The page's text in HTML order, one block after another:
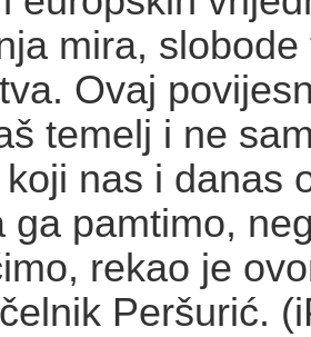
mira,
Ovaj
temelj i ne
nas i danas
ga pamtimo,
rekao je
Peršurić.